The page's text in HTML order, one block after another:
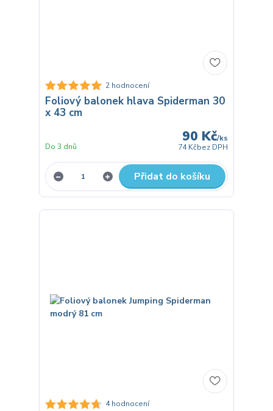
2 hodnocení
Foliový balonek hlava Spiderman 30
x 43 cm
90 Kč/ks
74 Kčbez DPH
Do 3 dnů
Přidat do košíku
4 hodnocení